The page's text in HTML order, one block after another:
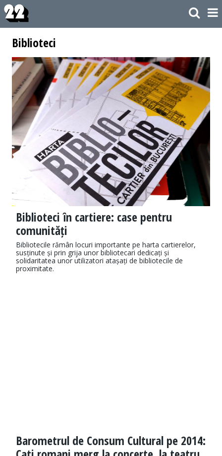
Biblioteci
Biblioteci în cartiere: case pentru
comunități
Bibliotecile rămân locuri importante pe harta cartierelor,
susținute și prin grija unor bibliotecari dedicați și
solidaritatea unor utilizatori atașați de bibliotecile de
proximitate.
Barometrul de Consum Cultural pe 2014: